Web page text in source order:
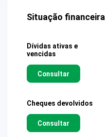
Situação financeira
Dívidas ativas e
vencidas
Consultar
Cheques devolvidos
Consultar